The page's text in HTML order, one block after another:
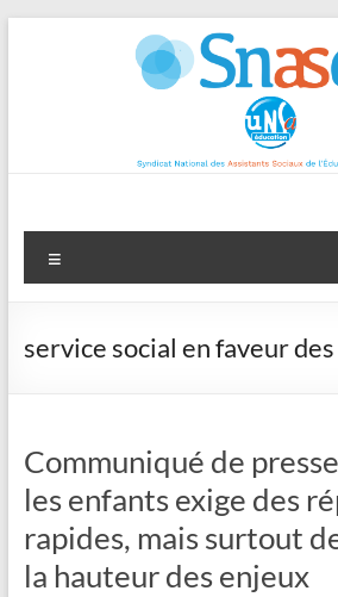
service social en faveur
Communiqué de
les enfants exige des
rapides, mais surtout
la hauteur des enjeux